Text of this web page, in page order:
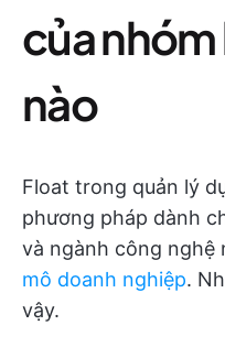
của
nào
Float trong quản lý
phương pháp dành
và ngành công nghệ
mô doanh nghiệp.
vậy.